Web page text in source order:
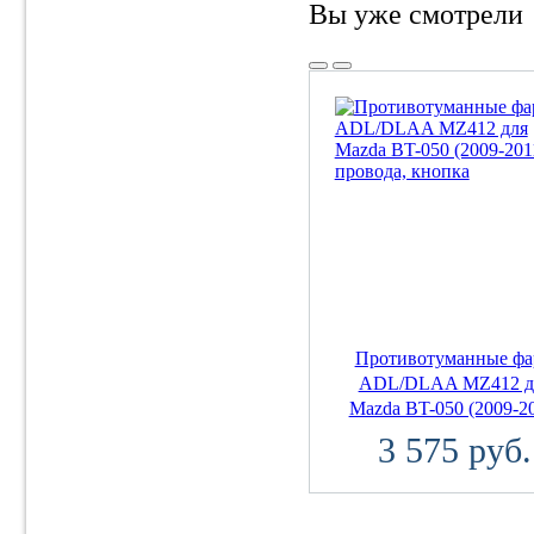
Вы уже смотрели
Противотуманные
ADL/DLAA MZ412
Mazda BT-050 (2009-
3 575 руб.